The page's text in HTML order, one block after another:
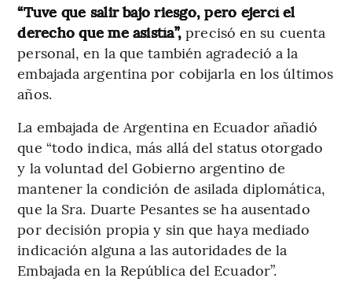
“Tuve que salir bajo riesgo, pero ejercí el
derecho que me asistía”, precisó en su cuenta
personal, en la que también agradeció a la
embajada argentina por cobijarla en los últimos
años.
La embajada de Argentina en Ecuador añadió
que “todo indica, más allá del status otorgado
y la voluntad del Gobierno argentino de
mantener la condición de asilada diplomática,
que la Sra. Duarte Pesantes se ha ausentado
por decisión propia y sin que haya mediado
indicación alguna a las autoridades de la
Embajada en la República del Ecuador”.